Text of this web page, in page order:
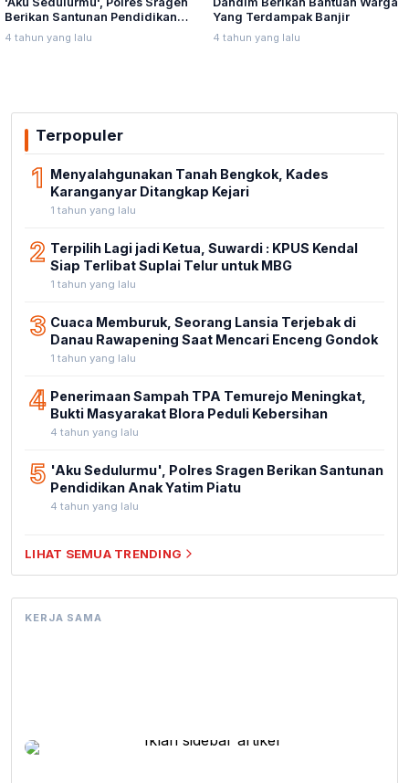
Berikan Santunan Pendidikan
Anak Yatim Piatu
4 tahun yang lalu
Yang Terdampak Banjir
4 tahun yang lalu
Terpopuler
1
Menyalahgunakan Tanah Bengkok, Kades
Karanganyar Ditangkap Kejari
1 tahun yang lalu
2 Terpilih Lagi jadi Ketua, Suwardi : KPUS Kendal
Siap Terlibat Suplai Telur untuk MBG
1 tahun yang lalu
3 Cuaca Memburuk, Seorang Lansia Terjebak di
Danau Rawapening Saat Mencari Enceng Gondok
1 tahun yang lalu
4 Penerimaan Sampah TPA Temurejo Meningkat,
Bukti Masyarakat Blora Peduli Kebersihan
4 tahun yang lalu
5 'Aku Sedulurmu', Polres Sragen Berikan Santunan
Pendidikan Anak Yatim Piatu
4 tahun yang lalu
LIHAT SEMUA TRENDING
KERJA SAMA